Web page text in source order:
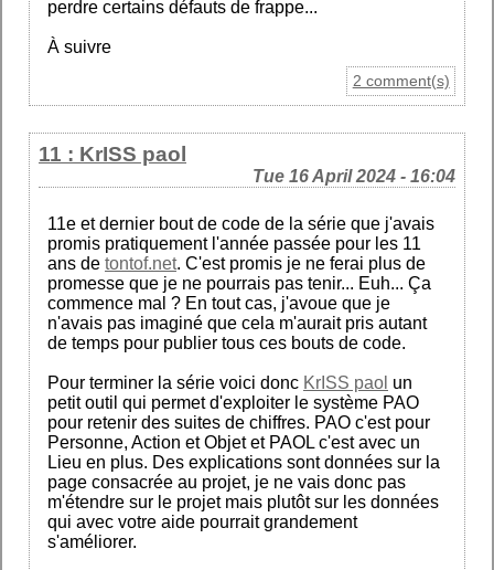
perdre certains défauts de frappe...
À suivre
2 comment(s)
11 : KrISS paol
Tue 16 April 2024 - 16:04
11e et dernier bout de code de la série que j'avais
promis pratiquement l'année passée pour les 11
ans de tontof.net. C'est promis je ne ferai plus de
promesse que je ne pourrais pas tenir... Euh... Ça
commence mal ? En tout cas, j'avoue que je
n'avais pas imaginé que cela m'aurait pris autant
de temps pour publier tous ces bouts de code.
Pour terminer la série voici donc KrISS paol un
petit outil qui permet d'exploiter le système PAO
pour retenir des suites de chiffres. PAO c'est pour
Personne, Action et Objet et PAOL c'est avec un
Lieu en plus. Des explications sont données sur la
page consacrée au projet, je ne vais donc pas
m'étendre sur le projet mais plutôt sur les données
qui avec votre aide pourrait grandement
s'améliorer.